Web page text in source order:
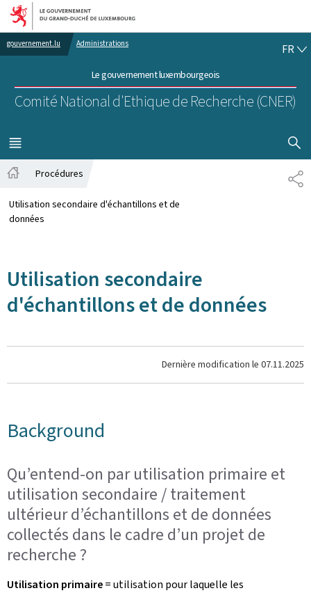
Aller au menu principal
Aller au contenu
gouvernement.lu Administrations
Le gouvernement luxembourgeois
Comité National d'Ethique de Recherche (CNER)
FR
MENU
PRINCIPAL
Procédures
Utilisation secondaire d'échantillons et de
données
Utilisation secondaire
d'échantillons et de données
Dernière modification le 07.11.2025
Background
Qu’entend-on par utilisation primaire et
utilisation secondaire / traitement
ultérieur d’échantillons et de données
collectés dans le cadre d’un projet de
recherche ?
Utilisation primaire= utilisation pour laquelle les